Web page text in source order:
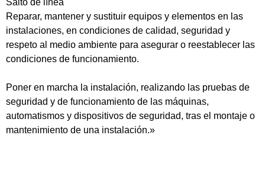
Salto de línea
Reparar, mantener y sustituir equipos y elementos en las
instalaciones, en condiciones de calidad, seguridad y
respeto al medio ambiente para asegurar o reestablecer las
condiciones de funcionamiento.
Poner en marcha la instalación, realizando las pruebas de
seguridad y de funcionamiento de las máquinas,
automatismos y dispositivos de seguridad, tras el montaje o
mantenimiento de una instalación.»